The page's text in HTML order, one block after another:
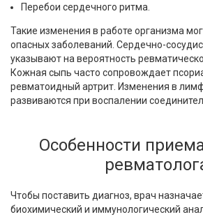
Перебои сердечного ритма.
Такие изменения в работе организма
опасных заболеваний. Сердечно-
указывают на вероятность
Кожная сыпь часто сопровождает
ревматоидный артрит. Изменения в
развиваются при воспалении
Особенности
Чтобы поставить диагноз, врач
биохимический и иммунологический